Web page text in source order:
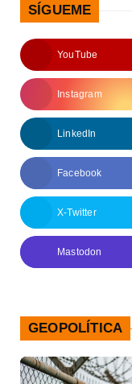
SÍGUEME
YouTube
Instagram
LinkedIn
Facebook
X-Twitter
Mastodon
GEOPOLÍTICA